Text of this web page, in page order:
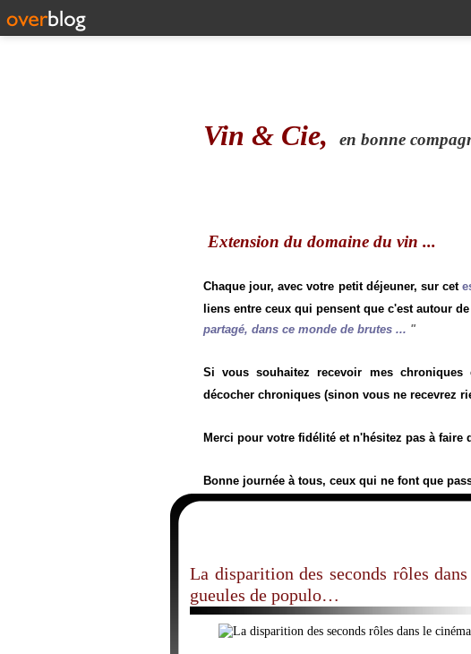
Vin & Cie, en bonne
Extension du domaine du vin ...
Chaque jour, avec votre petit déjeuner, sur cet
liens entre ceux qui pensent que c'est autour
partagé, dans ce monde de brutes ... "
Si vous souhaitez recevoir mes
décocher chroniques (sinon vous ne recevrez
Merci pour votre fidélité et n'hésitez pas à faire
Bonne journée à tous, ceux qui ne font que
La disparition des seconds rôles
gueules de populo…